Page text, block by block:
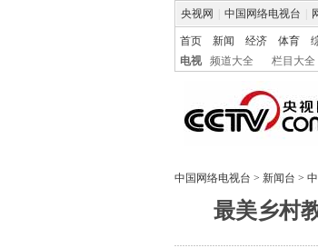
央视网 中国网络电视台
首页 新闻 经济 体育
电视
频道大全 栏目大全
中国网络电视台 > 新闻台 >
最美乡村